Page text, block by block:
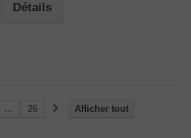
Détails
Afficher tout
... 26